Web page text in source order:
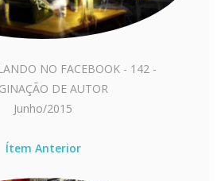
NO FACEBOOK - 142 -
DE AUTOR
Junho/2015
Ítem Anterior